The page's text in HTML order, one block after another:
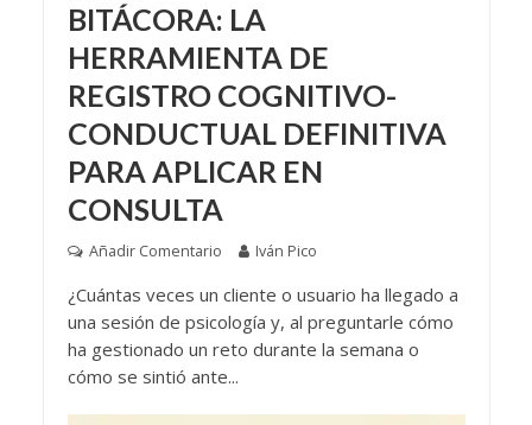
BITÁCORA: LA
HERRAMIENTA DE
REGISTRO COGNITIVO-
CONDUCTUAL DEFINITIVA
PARA APLICAR EN
CONSULTA
Añadir Comentario Iván Pico
¿Cuántas veces un cliente o usuario ha llegado a
una sesión de psicología y, al preguntarle cómo
ha gestionado un reto durante la semana o
cómo se sintió ante...